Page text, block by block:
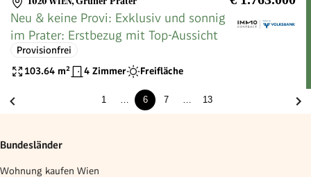
Neu & keine Provi: Exklusiv und sonnig
im Prater: Erstbezug mit Top-Aussicht
Provisionfrei
103.64 m² 4 Zimmer Freifläche
1 6 7 13
Bundesländer
Wohnung kaufen Wien